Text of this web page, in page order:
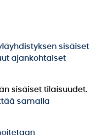
sisäiset
ajankohtaiset
sisäiset tilaisuudet.
samalla